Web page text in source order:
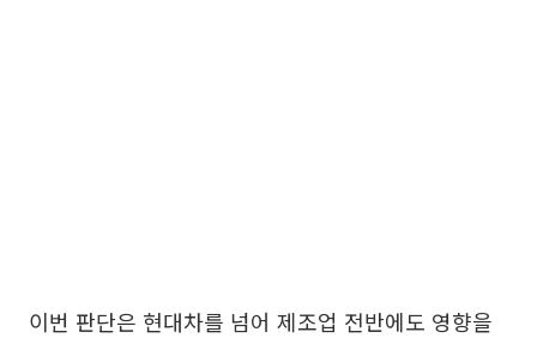
이번 판단은 현대차를 넘어 제조업 전반에도 영향을